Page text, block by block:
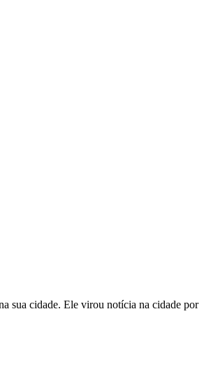
sua cidade. Ele virou notícia na cidade por